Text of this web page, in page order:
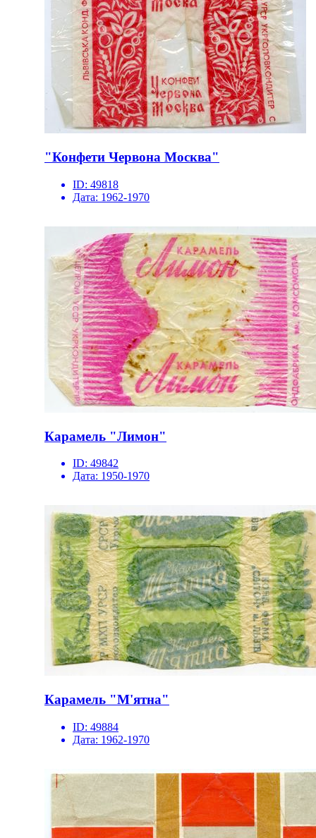
"Конфети Червона Москва"
ID: 49818
Дата: 1962-1970
Карамель "Лимон"
ID: 49842
Дата: 1950-1970
Карамель "М'ятна"
ID: 49884
Дата: 1962-1970